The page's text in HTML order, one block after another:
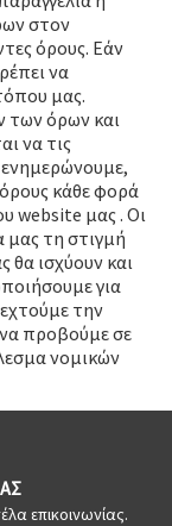
στον
όρους. Εάν
να
μας.
των όρων και
να τις
κάθε φορά
website μας . Οι
μας τη στιγμή
θα ισχύουν και
για
την
προβούμε σε
νομικών
επικοινωνίας.